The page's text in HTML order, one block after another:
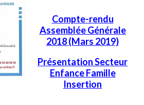
Compte-rendu
Assemblée Générale
2018 (Mars 2019)
Présentation Secteur
Enfance Famille
Insertion